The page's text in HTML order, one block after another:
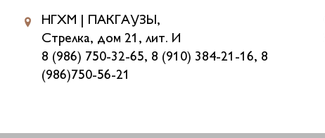
НГХМ | ПАКГАУЗЫ,
Стрелка, дом 21, лит. И
8 (986) 750-32-65, 8 (910) 384-21-16, 8
(986)750-56-21